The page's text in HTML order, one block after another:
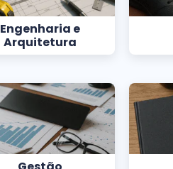
Engenharia e
Arquitetura